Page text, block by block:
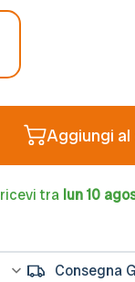
Aggiungi al
tra lun 10
Consegna